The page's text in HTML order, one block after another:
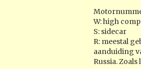
W: high
S: sidecar
R: meestal
aanduiding
Russia.